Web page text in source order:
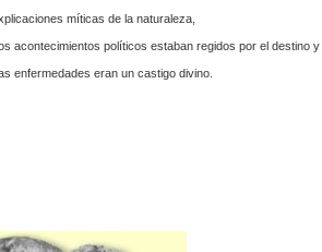
míticas de la naturaleza,
acontecimientos políticos estaban regidos por el destino y
enfermedades eran un castigo divino.